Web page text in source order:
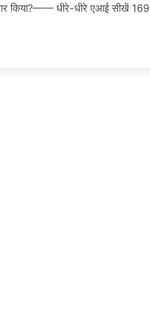
किया?—— धीरे-धीरे एआई सीखें 169